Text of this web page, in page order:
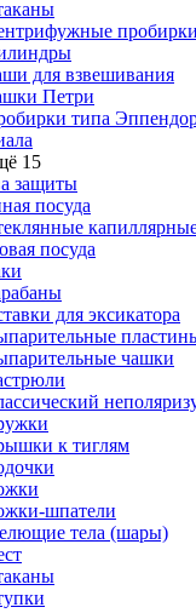
пробирки
для взвешивания
Петри
типа
15
защиты
посуда
посуда
для эксикатора
чашки
к тиглям
шпатели
тела (шары)